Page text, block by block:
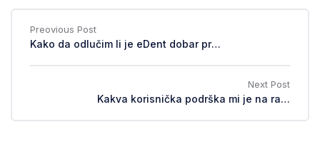
Preovious Post
Kako da odlučim li je eDent dobar program za mene?
Next Post
Kakva korisnička podrška mi je na raspolaganju ako ne želim godišnje održavanje?